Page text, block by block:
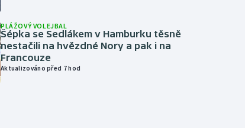
PLÁŽOVÝ VOLEJBAL
Šépka se Sedlákem v Hamburku těsně
nestačili na hvězdné Nory a pak i na
Francouze
Aktualizováno před 7 hod